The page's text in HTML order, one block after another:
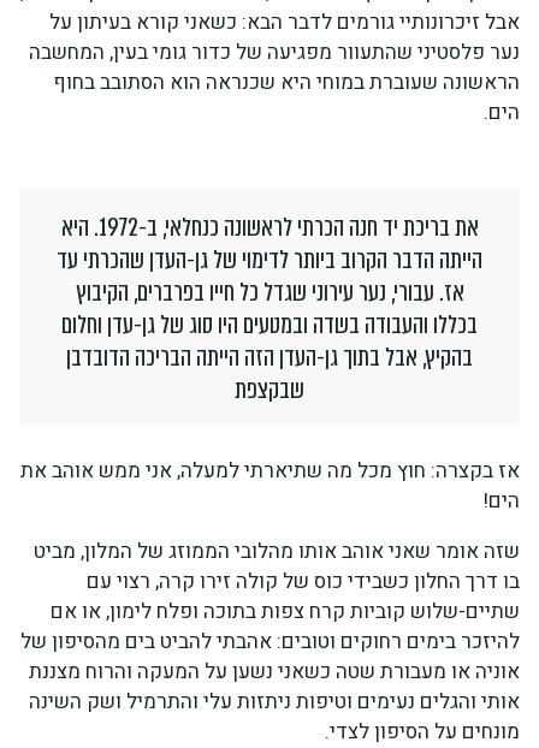
אבל זיכרונותיי גורמים לדבר הבא: כשאני קורא בעיתון על
נער פלסטיני שהתעוור מפגיעה של כדור גומי בעין, המחשבה
הראשונה שעוברת במוחי היא שכנראה הוא הסתובב בחוף
הים.
את בריכת יד חנה הכרתי לראשונה כנחלאי, ב-1972. היא
הייתה הדבר הקרוב ביותר לדימוי של גן-העדן שהכרתי עד
אז. עבורי, נער עירוני שגדל כל חייו בפרברים, הקיבוץ
בכללו והעבודה בשדה ובמטעים היו סוג של גן-עדן וחלום
בהקיץ, אבל בתוך גן-העדן הזה הייתה הבריכה הדובדבן
שבקצפת
אז בקצרה: חוץ מכל מה שתיארתי למעלה, אני ממש אוהב את
הים!
שזה אומר שאני אוהב אותו מהלובי הממוזג של המלון, מביט
בו דרך החלון כשבידי כוס של קולה זירו קרה, רצוי עם
שתיים-שלוש קוביות קרח צפות בתוכה ופלח לימון, או אם
להיזכר בימים רחוקים וטובים: אהבתי להביט בים מהסיפון של
אוניה או מעבורת שטה כשאני נשען על המעקה והרוח מצננת
אותי והגלים נעימים וטיפות ניתזות עלי והתרמיל ושק השינה
מונחים על הסיפון לצדי.